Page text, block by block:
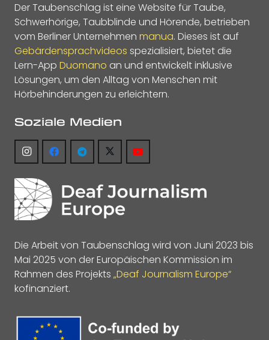
Der Taubenschlag ist eine Website für Taube,
Schwerhörige, Taubblinde und Hörende, betrieben
vom Berliner Unternehmen manua. Dieses ist auf
Gebärdensprachvideos spezialisiert, bietet die
Lern-App Duomano an und entwickelt inklusive
Lösungen, um den Alltag von Menschen mit
Hörbehinderungen zu erleichtern.
Soziale Medien
Die Arbeit von Taubenschlag wird von Juni 2023 bis
Mai 2025 von der Europäischen Kommission im
Rahmen des Projekts „Deaf Journalism Europe“
kofinanziert.